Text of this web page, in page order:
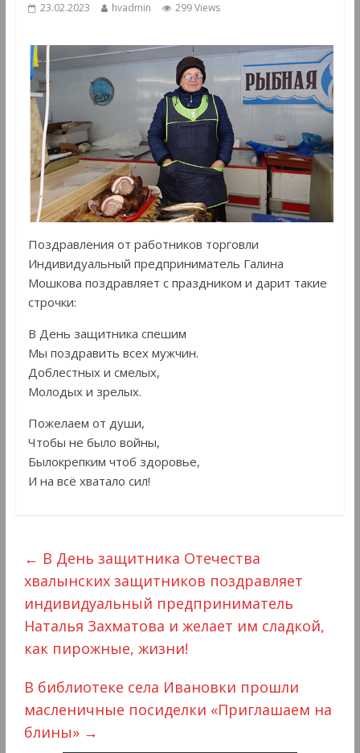
23.02.2023 hvadmin 299 Views
Поздравления от работников торговли
Индивидуальный предприниматель Галина
Мошкова поздравляет с праздником и дарит такие
строчки:
В День защитника спешим
Мы поздравить всех мужчин.
Доблестных и смелых,
Молодых и зрелых.
Пожелаем от души,
Чтобы не было войны,
Былокрепким чтоб здоровье,
И на всё хватало сил!
← В День защитника Отечества
хвалынских защитников поздравляет
индивидуальный предприниматель
Наталья Захматова и желает им сладкой,
как пирожные, жизни!
В библиотеке села Ивановки прошли
масленичные посиделки «Приглашаем на
блины» →